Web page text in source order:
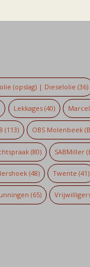
(opslag) | Dieselolie (36)
Lekkages(40)
(113) OBS Molenbeek
(80) SABMiller
(48) Twente (41)
(65)